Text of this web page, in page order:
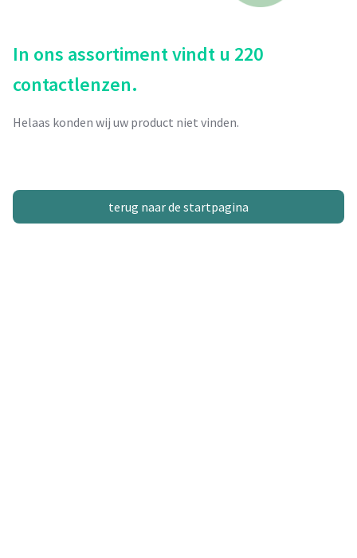
In ons assortiment vindt u 220
contactlenzen.
Helaas konden wij uw product niet vinden.
terug naar de startpagina